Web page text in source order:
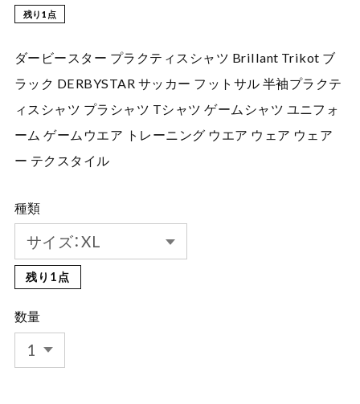
残り1点
ダービースター プラクティスシャツ Brillant Trikot ブ
ラック DERBYSTAR サッカー フットサル 半袖プラクテ
ィスシャツ プラシャツ Tシャツ ゲームシャツ ユニフォ
ーム ゲームウエア トレーニング ウエア ウェア ウェア
ー テクスタイル
種類
残り1点
数量